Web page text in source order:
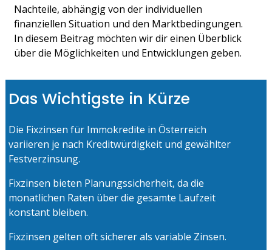
Nachteile, abhängig von der individuellen
finanziellen Situation und den Marktbedingungen.
In diesem Beitrag möchten wir dir einen Überblick
über die Möglichkeiten und Entwicklungen geben.​
Das Wichtigste in Kürze
Die Fixzinsen für Immokredite in Österreich
variieren je nach Kreditwürdigkeit und gewählter
Festverzinsung.​
Fixzinsen bieten Planungssicherheit, da die
monatlichen Raten über die gesamte Laufzeit
konstant bleiben.​
Fixzinsen gelten oft sicherer als variable Zinsen.